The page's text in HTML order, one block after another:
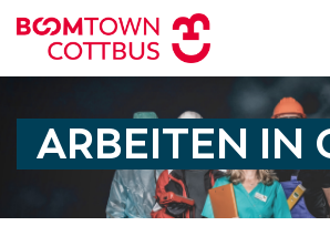
ARBEITEN IN